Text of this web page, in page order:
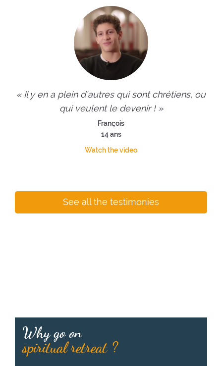
« Il y en a plein d'autres qui sont chrétiens, ou
qui veulent le devenir ! »
François
14 ans
Watch the video
See all the testimonies
Why go on
spiritual retreat ?